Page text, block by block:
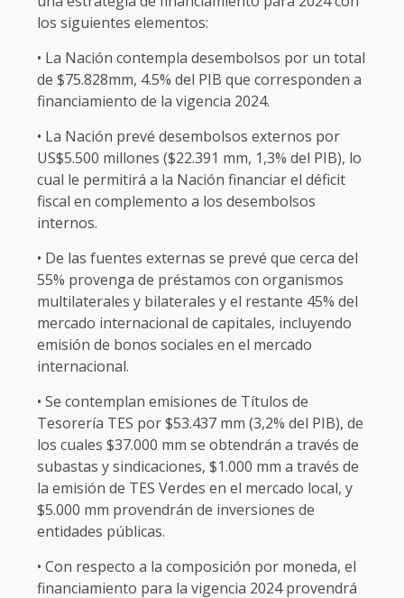
los siguientes elementos:
• La Nación contempla desembolsos por un total
de $75.828mm, 4.5% del PIB que corresponden a
financiamiento de la vigencia 2024.
• La Nación prevé desembolsos externos por
US$5.500 millones ($22.391 mm, 1,3% del PIB), lo
cual le permitirá a la Nación financiar el déficit
fiscal en complemento a los desembolsos
internos.
• De las fuentes externas se prevé que cerca del
55% provenga de préstamos con organismos
multilaterales y bilaterales y el restante 45% del
mercado internacional de capitales, incluyendo
emisión de bonos sociales en el mercado
internacional.
• Se contemplan emisiones de Títulos de
Tesorería TES por $53.437 mm (3,2% del PIB), de
los cuales $37.000 mm se obtendrán a través de
subastas y sindicaciones, $1.000 mm a través de
la emisión de TES Verdes en el mercado local, y
$5.000 mm provendrán de inversiones de
entidades públicas.
• Con respecto a la composición por moneda, el
financiamiento para la vigencia 2024 provendrá